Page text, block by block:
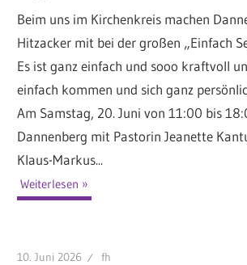
Beim uns im Kirchenkreis machen
Hitzacker mit bei der großen „Einfach
Es ist ganz einfach und sooo kraftvoll
einfach kommen und sich ganz
Am Samstag, 20. Juni von 11:00 bis
Dannenberg mit Pastorin Jeanette
Klaus-Markus...
Weiterlesen
10. Juni 2026 fh